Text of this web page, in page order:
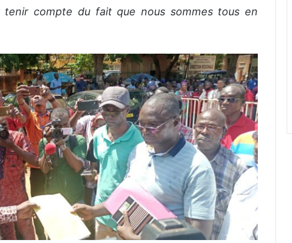
compte du fait que nous sommes tous en